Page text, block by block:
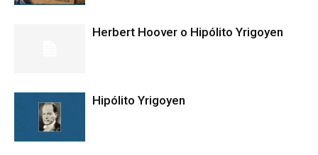
Herbert Hoover o Hipólito Yrigoyen
Hipólito Yrigoyen